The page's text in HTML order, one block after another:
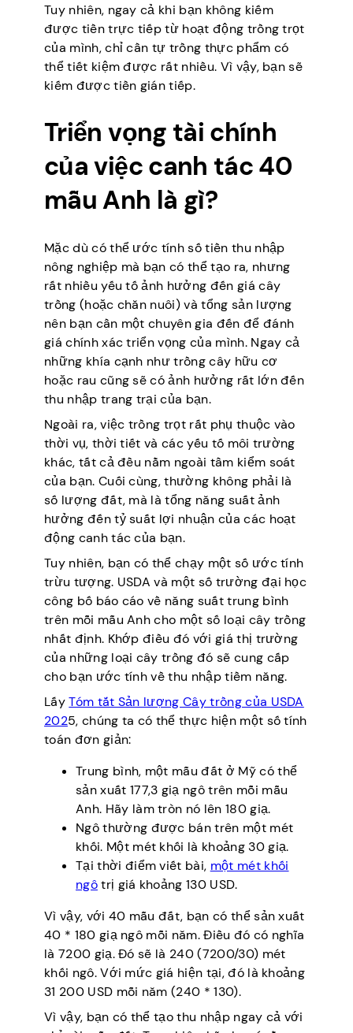
Tuy nhiên, ngay cả khi bạn không kiếm
được tiền trực tiếp từ hoạt động trồng trọt
của mình, chỉ cần tự trồng thực phẩm có
thể tiết kiệm được rất nhiều. Vì vậy, bạn sẽ
kiếm được tiền gián tiếp.
Triển vọng tài chính
của việc canh tác 40
mẫu Anh là gì?
Mặc dù có thể ước tính số tiền thu nhập
nông nghiệp mà bạn có thể tạo ra, nhưng
rất nhiều yếu tố ảnh hưởng đến giá cây
trồng (hoặc chăn nuôi) và tổng sản lượng
nên bạn cần một chuyên gia đến để đánh
giá chính xác triển vọng của mình. Ngay cả
những khía cạnh như trồng cây hữu cơ
hoặc rau cũng sẽ có ảnh hưởng rất lớn đến
thu nhập trang trại của bạn.
Ngoài ra, việc trồng trọt rất phụ thuộc vào
thời vụ, thời tiết và các yếu tố môi trường
khác, tất cả đều nằm ngoài tầm kiểm soát
của bạn. Cuối cùng, thường không phải là
số lượng đất, mà là tổng năng suất ảnh
hưởng đến tỷ suất lợi nhuận của các hoạt
động canh tác của bạn.
Tuy nhiên, bạn có thể chạy một số ước tính
trừu tượng. USDA và một số trường đại học
công bố báo cáo về năng suất trung bình
trên mỗi mẫu Anh cho một số loại cây trồng
nhất định. Khớp điều đó với giá thị trường
của những loại cây trồng đó sẽ cung cấp
cho bạn ước tính về thu nhập tiềm năng.
LấyTóm tắt Sản lượng Cây trồng của USDA
2025, chúng ta có thể thực hiện một số tính
toán đơn giản:
Trung bình, một mẫu đất ở Mỹ có thể
sản xuất 177,3 giạ ngô trên mỗi mẫu
Anh. Hãy làm tròn nó lên 180 giạ.
Ngô thường được bán trên một mét
khối. Một mét khối là khoảng 30 giạ.
Tại thời điểm viết bài, một mét khối
ngôtrị giá khoảng 130 USD.
Vì vậy, với 40 mẫu đất, bạn có thể sản xuất
40 * 180 giạ ngô mỗi năm. Điều đó có nghĩa
là 7200 giạ. Đó sẽ là 240 (7200/30) mét
khối ngô. Với mức giá hiện tại, đó là khoảng
31 200 USD mỗi năm (240 * 130).
Vì vậy, bạn có thể tạo thu nhập ngay cả với